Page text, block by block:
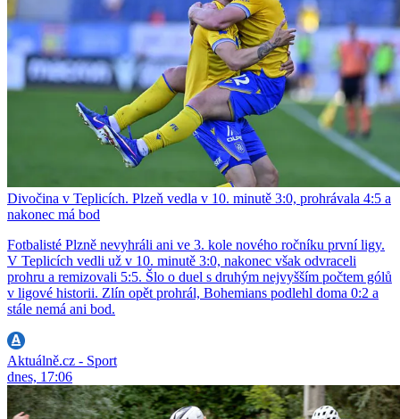
Divočina v Teplicích. Plzeň vedla v 10. minutě 3:0, prohrávala 4:5 a
nakonec má bod
Fotbalisté Plzně nevyhráli ani ve 3. kole nového ročníku první ligy.
V Teplicích vedli už v 10. minutě 3:0, nakonec však odvraceli
prohru a remizovali 5:5. Šlo o duel s druhým nejvyšším počtem gólů
v ligové historii. Zlín opět prohrál, Bohemians podlehl doma 0:2 a
stále nemá ani bod.
Aktuálně.cz - Sport
dnes, 17:06